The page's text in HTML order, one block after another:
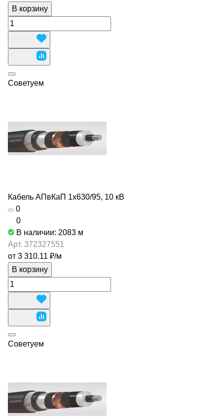
В корзину
Советуем
Кабель АПвКаП 1х630/95, 10 кВ
0
0
В наличии: 2083 м
Арт. 372327551
от 3 310.11 ₽/м
В корзину
Советуем